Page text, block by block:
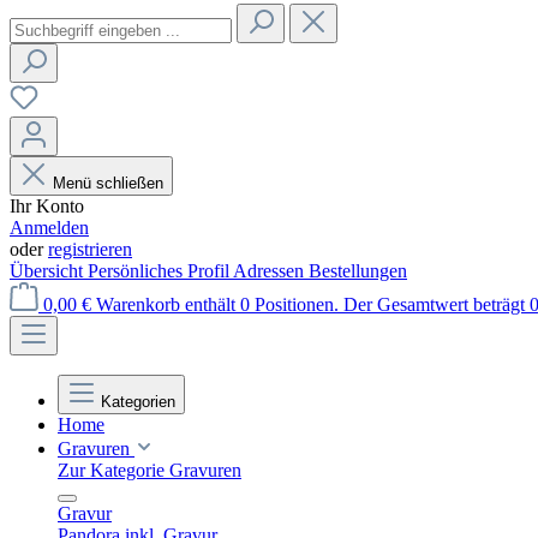
Menü schließen
Ihr Konto
Anmelden
oderregistrieren
ÜbersichtPersönliches ProfilAdressen Bestellungen
0,00 € Warenkorb enthält 0 Positionen. Der Gesamtwert beträgt
Kategorien
Home
Gravuren
Zur Kategorie Gravuren
Gravur